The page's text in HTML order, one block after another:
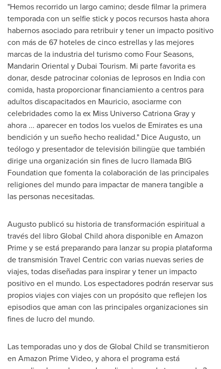
"Hemos recorrido un largo camino; desde filmar la primera
temporada con un selfie stick y pocos recursos hasta ahora
habernos asociado para retribuir y tener un impacto positivo
con más de 67 hoteles de cinco estrellas y las mejores
marcas de la industria del turismo como Four Seasons,
Mandarin Oriental y Dubai Tourism. Mi parte favorita es
donar, desde patrocinar colonias de leprosos en Indiacon
comida, hasta proporcionar financiamiento a centros para
adultos discapacitados en Mauricio, asociarme con
celebridades como la ex Miss Universo Catriona Grayy
ahora ... aparecer en todos los vuelos de Emirates es una
bendición y un sueño hecho realidad." Dice Augusto, un
teólogo y presentador de televisión bilingüe que también
dirige una organización sin fines de lucro llamada BIG
Foundation que fomenta la colaboración de las principales
religiones del mundo para impactar de manera tangible a
las personas necesitadas.
Augusto publicó su historia de transformación espiritual a
través del libro Global Child ahora disponible en Amazon
Prime y se está preparando para lanzar su propia plataforma
de transmisión Travel Centric con varias nuevas series de
viajes, todas diseñadas para inspirar y tener un impacto
positivo en el mundo. Los espectadores podrán reservar sus
propios viajes con viajes con un propósito que reflejen los
episodios que aman con las principales organizaciones sin
fines de lucro del mundo.
Las temporadas uno y dos de Global Child se transmitieron
en Amazon Prime Video, y ahora el programa está